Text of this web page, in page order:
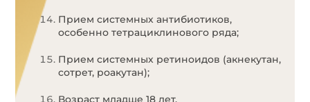
Прием системных антибиотиков,
особенно тетрациклинового ряда;
Прием системных ретиноидов (акнекутан,
сотрет, роакутан);
Возраст младше 18 лет.